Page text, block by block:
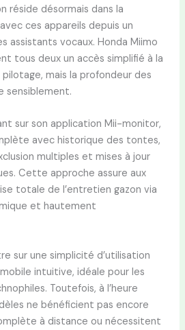
réside désormais dans la
ces appareils depuis un
assistants vocaux. Honda Miimo
tous deux un accès simplifié à la
mais la profondeur des
sensiblement.
sur son application Mii-monitor,
avec historique des tontes,
multiples et mises à jour
Cette approche assure aux
totale de l’entretien gazon via
et hautement
sur une simplicité d’utilisation
intuitive, idéale pour les
Toutefois, à l’heure
ne bénéficient pas encore
à distance ou nécessitent